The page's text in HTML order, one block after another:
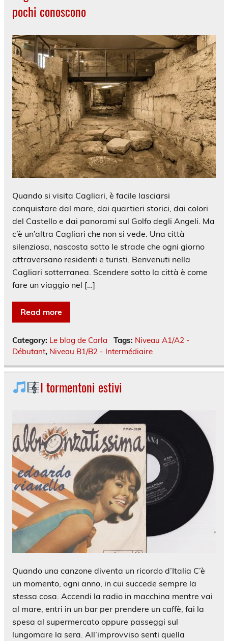
pochi conoscono
Quando si visita Cagliari, è facile lasciarsi
conquistare dal mare, dai quartieri storici, dai colori
del Castello e dai panorami sul Golfo degli Angeli. Ma
c’è un’altra Cagliari che non si vede. Una città
silenziosa, nascosta sotto le strade che ogni giorno
attraversano residenti e turisti. Benvenuti nella
Cagliari sotterranea. Scendere sotto la città è come
fare un viaggio nel […]
Read more
Category: Le blog de Carla Tags: Niveau A1/A2 -
Débutant, Niveau B1/B2 - Intermédiaire
I tormentoni estivi
Quando una canzone diventa un ricordo d’Italia C’è
un momento, ogni anno, in cui succede sempre la
stessa cosa. Accendi la radio in macchina mentre vai
al mare, entri in un bar per prendere un caffè, fai la
spesa al supermercato oppure passeggi sul
lungomare la sera. All’improvviso senti quella